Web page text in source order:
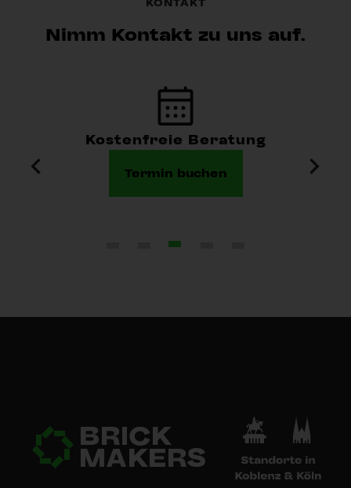
Nimm Kontakt zu uns auf.
Kostenfreie Beratung
Termin buchen